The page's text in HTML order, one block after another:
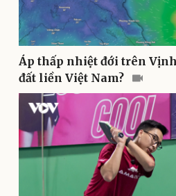
Bất động sản
Khởi nghiệp
Áp thấp nhiệt đới trên
đất liền Việt Nam?